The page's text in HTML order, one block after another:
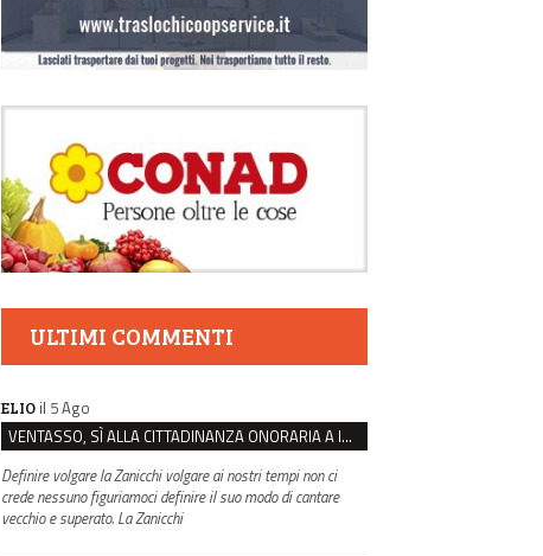
ULTIMI COMMENTI
ELIO il 5 Ago
VENTASSO, SÌ ALLA CITTADINANZA ONORARIA A IVA ZANICCHI. MA BARGIACCHI: “È DI PESSIMO GUSTO”
Definire volgare la Zanicchi volgare ai nostri tempi non ci
crede nessuno figuriamoci definire il suo modo di cantare
vecchio e superato. La Zanicchi